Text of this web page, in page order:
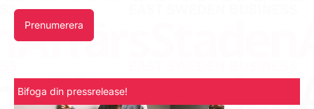
Prenumerera
Bifoga din pressrelease!